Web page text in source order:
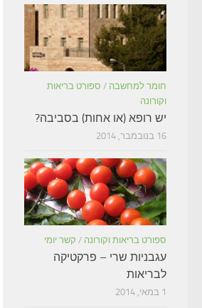
חומר למחשבה / ספורט בריאות
וקורונה
יש רופא (או אחות) בסביבה?
16 בנובמבר, 2014
ספורט בריאות וקורונה / קשר יומי
עגבניות שרי – פרקטיקה
לבריאות
1 במאי, 2014